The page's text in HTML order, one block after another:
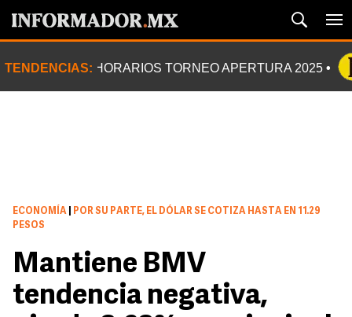
TENDENCIAS: HORARIOS TORNEO APERTURA 2025
ECONOMÍA
POR SU PARTE, EL DÓLAR SE COTIZA HASTA EN 11.29
PESOS
Mantiene BMV
tendencia negativa,